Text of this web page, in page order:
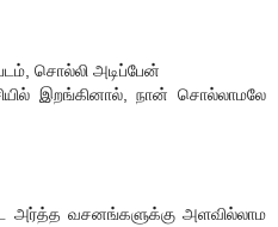
சொல்லி அடிப்பேன்
இறங்கினால், நான் சொல்லாமலே
அர்த்த வசனங்களுக்கு அளவில்லாம